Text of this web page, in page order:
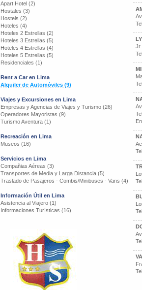
Apart Hotel (2)
Hostales (3)
Hostels (2)
Hoteles (4)
Hoteles 2 Estrellas (2)
Hoteles 3 Estrellas (5)
Hoteles 4 Estrellas (4)
Hoteles 5 Estrellas (5)
Residenciales (1)
Rent a Car en Lima
Alquiler de Automóviles (9)
Viajes y Excursiones en Lima
Empresas y Agencias de Viajes y Turismo (26)
Operadores Mayoristas (9)
Turismo Aventura (1)
Recreación en Lima
Museos (16)
Servicios en Lima
Compañias Aéreas (3)
Transportes de Media y Larga Distancia (5)
Traslado de Pasajeros - Combis/Minibuses - Vans (4)
Información Útil en Lima
Asistencia al Viajero (1)
Informaciones Turísticas (16)